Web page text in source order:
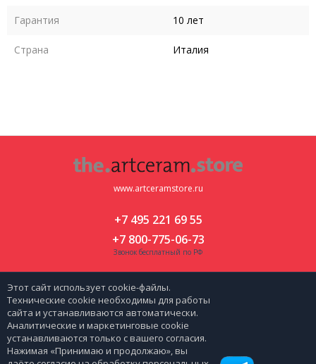
Гарантия 10 лет
Страна Италия
www.artceramstore.ru
+7 495 221 69 55
+7 800-775-06-73
Звонок бесплатный по РФ
zakaz@artceramstore.ru
Политика персональных данных
Этот сайт использует cookie-файлы.
Технические cookie необходимы для работы
сайта и устанавливаются автоматически.
Аналитические и маркетинговые cookie
устанавливаются только с вашего согласия.
Нажимая «Принимаю и продолжаю», вы